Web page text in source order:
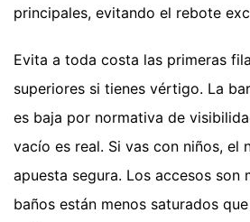
principales, evitando el rebote
Evita a toda costa las primeras
superiores si tienes vértigo. La
es baja por normativa de
vacío es real. Si vas con niños, el
apuesta segura. Los accesos son
baños están menos saturados